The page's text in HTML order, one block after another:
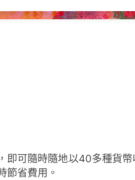
即可隨時隨地以40多種貨幣
節省費用。